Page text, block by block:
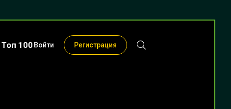
Топ 100 Войти Регистрация